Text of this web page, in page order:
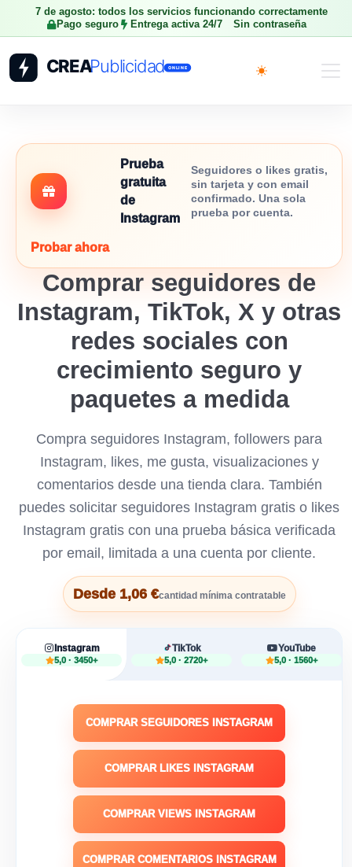
7 de agosto: todos los servicios funcionando correctamente
Pago seguro
Entrega activa 24/7 Sin contraseña
Toggle theme
Comprar seguidores de
Instagram, TikTok, X y otras
redes sociales con
crecimiento seguro y
paquetes a medida
Compra seguidores Instagram, followers para
Instagram, likes, me gusta, visualizaciones y
comentarios desde una tienda clara. También
puedes solicitar seguidores Instagram gratis o likes
Instagram gratis con una prueba básica verificada
por email, limitada a una cuenta por cliente.
Desde 1,06 €cantidad mínima contratable
Prueba
gratuita
de
Instagram
Seguidores o likes gratis,
sin tarjeta y con email
confirmado. Una sola
prueba por cuenta.
Probar ahora
Instagram
5,0 · 3450+
TikTok
5,0 · 2720+
YouTube
5,0 · 1560+
COMPRAR SEGUIDORES INSTAGRAM
COMPRAR LIKES INSTAGRAM
COMPRAR VIEWS INSTAGRAM
COMPRAR COMENTARIOS INSTAGRAM